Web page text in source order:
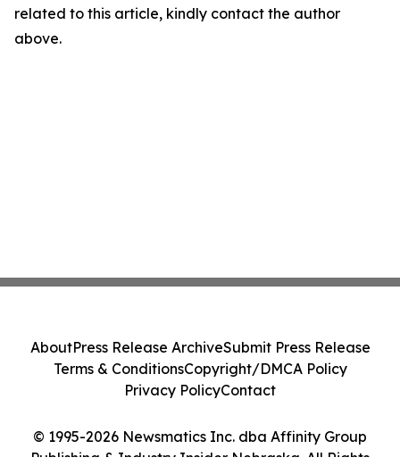
related to this article, kindly contact the author
above.
© 1995-2026 Newsmatics Inc. dba Affinity Group
Publishing & Industry Insider Nebraska. All Rights
AboutPress Release ArchiveSubmit Press Release
Terms & ConditionsCopyright/DMCA Policy
Privacy PolicyContact